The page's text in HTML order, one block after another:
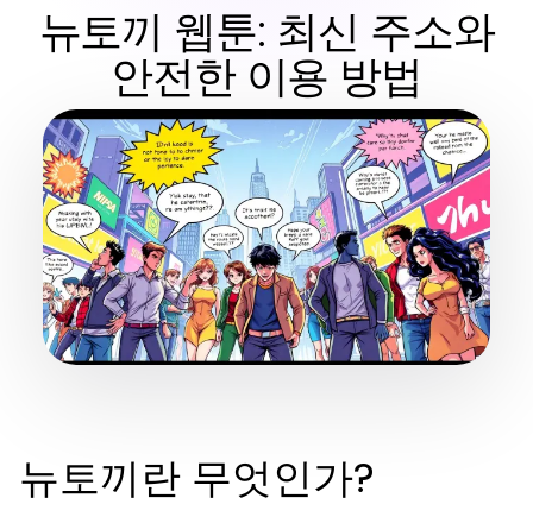
뉴토끼 웹툰: 최신 주소와
안전한 이용 방법
뉴토끼란 무엇인가?